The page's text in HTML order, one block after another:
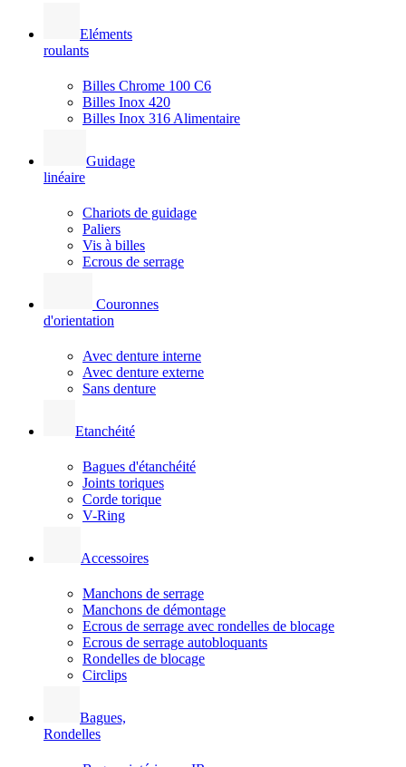
Eléments
roulants
Billes Chrome 100 C6
Billes Inox 420
Billes Inox 316 Alimentaire
Guidage
linéaire
Chariots de guidage
Paliers
Vis à billes
Ecrous de serrage
Couronnes
d'orientation
Avec denture interne
Avec denture externe
Sans denture
Etanchéité
Bagues d'étanchéité
Joints toriques
Corde torique
V-Ring
Accessoires
Manchons de serrage
Manchons de démontage
Ecrous de serrage avec rondelles de blocage
Ecrous de serrage autobloquants
Rondelles de blocage
Circlips
Bagues,
Rondelles